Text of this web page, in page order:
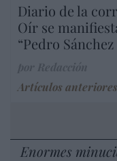
Diario de la
Oír se
“Pedro
Artículos anteriores
Enormes